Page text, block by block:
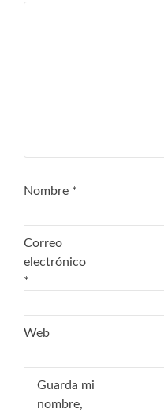
Nombre *
Correo
electrónico
*
Web
Guarda mi
nombre,